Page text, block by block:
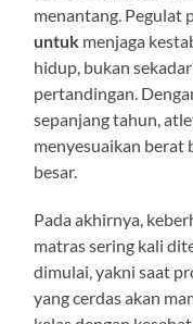
menantang. Pegulat
untuk menjaga
hidup, bukan
pertandingan.
sepanjang tahun,
menyesuaikan berat
besar.
Pada akhirnya,
matras sering kali
dimulai, yakni saat
yang cerdas akan